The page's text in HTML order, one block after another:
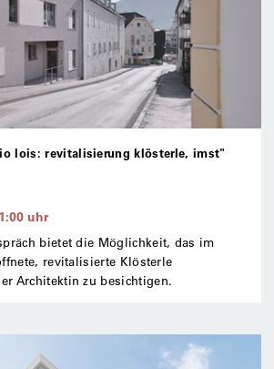
lois: revitalisierung klösterle, imst"
uhr
bietet die Möglichkeit, das im
revitalisierte Klösterle
Architektin zu besichtigen.